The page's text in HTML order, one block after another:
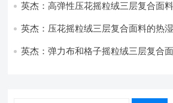
英杰：高弹性压花摇粒绒三层复合面
英杰：压花摇粒绒三层复合面料的热
英杰：弹力布和格子摇粒绒三层复合